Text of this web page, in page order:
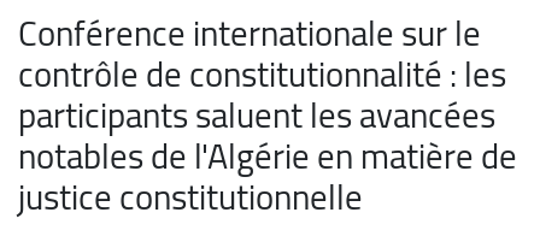
Conférence internationale sur le
contrôle de constitutionnalité : les
participants saluent les avancées
notables de l'Algérie en matière de
justice constitutionnelle